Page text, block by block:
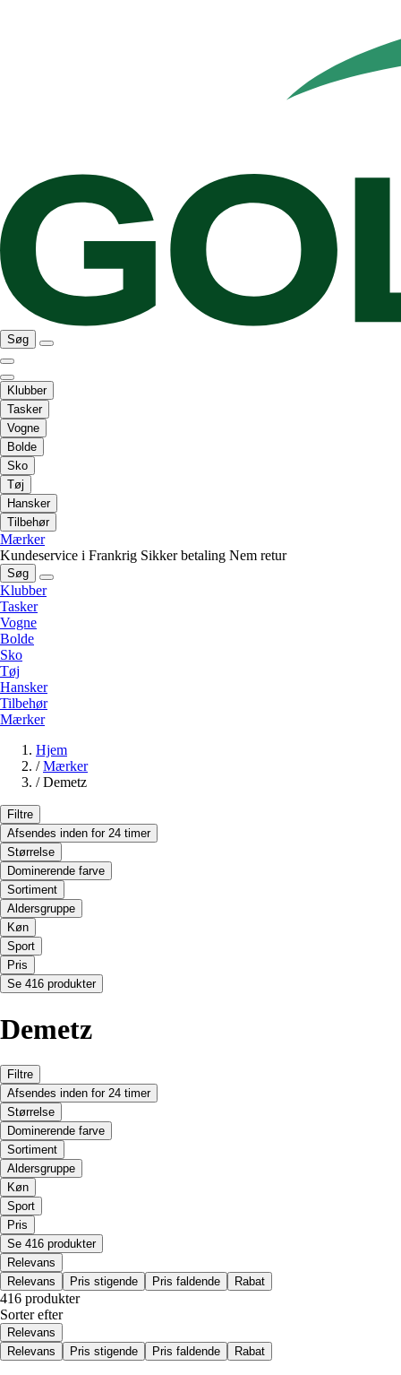
Søg
Klubber
Tasker
Vogne
Bolde
Sko
Tøj
Hansker
Tilbehør
Mærker
Kundeservice i Frankrig Sikker betaling Nem retur
Søg
Klubber
Tasker
Vogne
Bolde
Sko
Tøj
Hansker
Tilbehør
Mærker
Hjem
/ Mærker
/ Demetz
Filtre
Afsendes inden for 24 timer
Størrelse
Dominerende farve
Sortiment
Aldersgruppe
Køn
Sport
Pris
Se 416 produkter
Demetz
Filtre
Afsendes inden for 24 timer
Størrelse
Dominerende farve
Sortiment
Aldersgruppe
Køn
Sport
Pris
Se 416 produkter
Relevans
Relevans
Pris stigende Pris faldende Rabat
416 produkter
Sorter efter
Relevans
Relevans
Pris stigende Pris faldende Rabat